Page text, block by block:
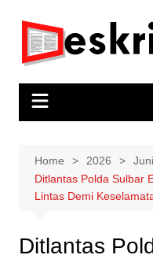
content
Home 2026 Juni
Ditlantas Polda Sulbar
Lintas Demi
Ditlantas